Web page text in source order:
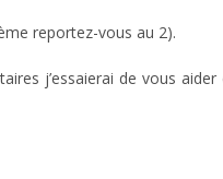
reportez-vous au 2).
j’essaierai de vous